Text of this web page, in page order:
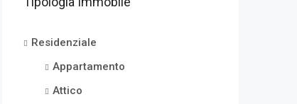
Residenziale
Appartamento
Attico